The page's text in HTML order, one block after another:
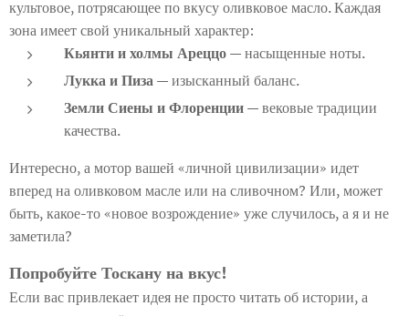
культовое, потрясающее по вкусу оливковое масло. Каждая
зона имеет свой уникальный характер:
Кьянти и холмы Ареццо— насыщенные ноты.
Лукка и Пиза— изысканный баланс.
Земли Сиены и Флоренции— вековые традиции
качества.
Интересно, а мотор вашей «личной цивилизации» идет
вперед на оливковом масле или на сливочном? Или, может
быть, какое-то «новое возрождение» уже случилось, а я и не
заметила?
Попробуйте Тоскану на вкус!
Если вас привлекает идея не просто читать об истории, а